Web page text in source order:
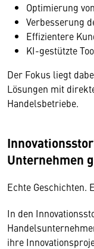
Optimierung
Verbesserung
Effizientere
KI-gestützte
Der Fokus liegt
Lösungen mit
Handelsbetriebe.
Unternehmen
Echte Geschichten.
In den
ihre